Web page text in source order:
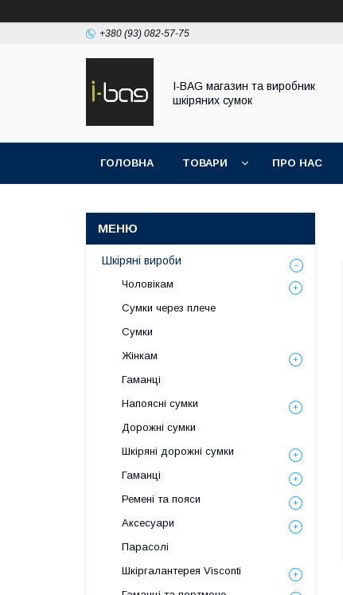
+380 (93) 082-57-75
I-BAG магазин та виробник
шкіряних сумок
ГОЛОВНА ТОВАРИ ПРО НАС
Шкіряні вироби
Чоловікам
Сумки через плече
Сумки
Жінкам
Гаманці
Напоясні сумки
Дорожні сумки
Шкіряні дорожні сумки
Гаманці
Ремені та пояси
Аксесуари
Парасолі
Шкіргалантерея Visconti